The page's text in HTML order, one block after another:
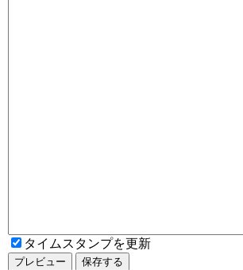
タイムスタンプを更新